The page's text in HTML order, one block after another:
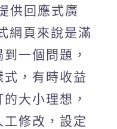
供回應式廣
網頁來說是滿
一個問題，
，有時收益
大小理想，
修改，設定